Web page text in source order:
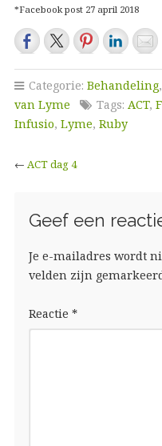
*Facebook post 27 april 2018
Categorie: Behandeling,
van Lyme
Tags: ACT,
Infusio, Lyme, Ruby
← ACT dag 4
Geef een
Je e-mailadres wordt
velden zijn
Reactie *